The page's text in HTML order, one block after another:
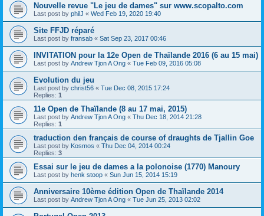
Nouvelle revue "Le jeu de dames" sur www.scopalto.com
Last post by philJ « Wed Feb 19, 2020 19:40
Site FFJD réparé
Last post by fransab « Sat Sep 23, 2017 00:46
INVITATION pour la 12e Open de Thaïlande 2016 (6 au 15 mai)
Last post by Andrew Tjon A Ong « Tue Feb 09, 2016 05:08
Evolution du jeu
Last post by christ56 « Tue Dec 08, 2015 17:24
Replies: 1
11e Open de Thaïlande (8 au 17 mai, 2015)
Last post by Andrew Tjon A Ong « Thu Dec 18, 2014 21:28
Replies: 1
traduction den français de course of draughts de Tjallin Goe
Last post by Kosmos « Thu Dec 04, 2014 00:24
Replies: 3
Essai sur le jeu de dames a la polonoise (1770) Manoury
Last post by henk stoop « Sun Jun 15, 2014 15:19
Anniversaire 10ème édition Open de Thaïlande 2014
Last post by Andrew Tjon A Ong « Tue Jun 25, 2013 02:02